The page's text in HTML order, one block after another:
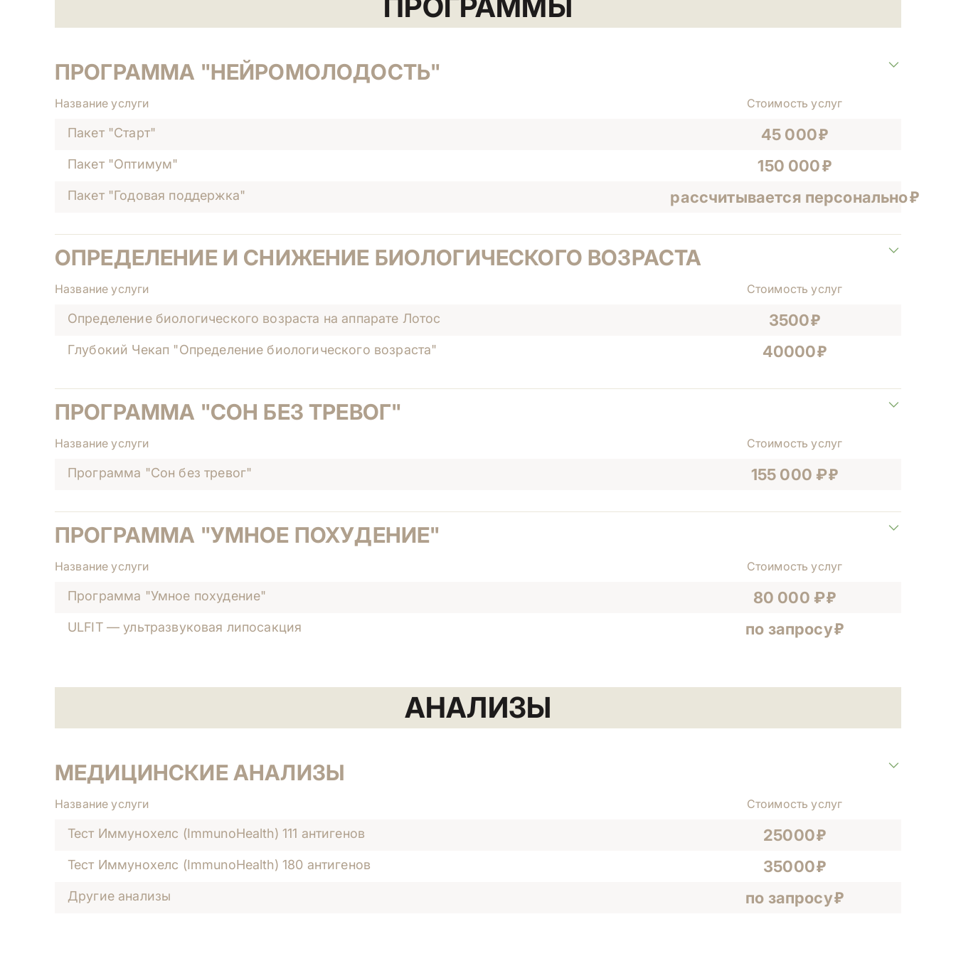
ПРОГРАММА "НЕЙРОМОЛОДОСТЬ"
Название услуги Стоимость услуг
Пакет "Старт" 45 000
Пакет "Оптимум" 150 000
Пакет "Годовая поддержка" рассчитывается персонально
ОПРЕДЕЛЕНИЕ И СНИЖЕНИЕ БИОЛОГИЧЕСКОГО ВОЗРАСТА
Название услуги Стоимость услуг
Определение биологического возраста на аппарате Лотос 3500
Глубокий Чекап "Определение биологического возраста" 40000
ПРОГРАММА "СОН БЕЗ ТРЕВОГ"
Название услуги Стоимость услуг
Программа "Сон без тревог" 155 000 ₽
ПРОГРАММА "УМНОЕ ПОХУДЕНИЕ"
Название услуги Стоимость услуг
Программа "Умное похудение" 80 000 ₽
ULFIT — ультразвуковая липосакция по запросу
АНАЛИЗЫ
МЕДИЦИНСКИЕ АНАЛИЗЫ
Название услуги Стоимость услуг
Тест Иммунохелс (ImmunoHealth) 111 антигенов 25000
Тест Иммунохелс (ImmunoHealth) 180 антигенов 35000
Другие анализы по запросу